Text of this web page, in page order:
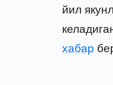
йил
хабар